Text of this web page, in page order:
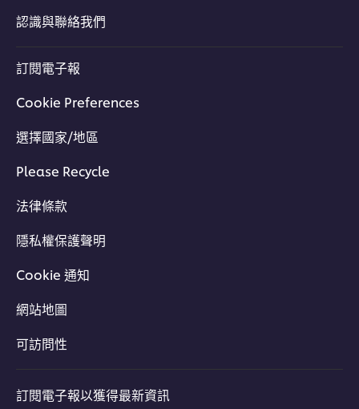
認識與聯絡我們
訂閱電子報
Cookie Preferences
選擇國家/地區
Please Recycle
法律條款
隱私權保護聲明
Cookie 通知
網站地圖
可訪問性
訂閱電子報以獲得最新資訊